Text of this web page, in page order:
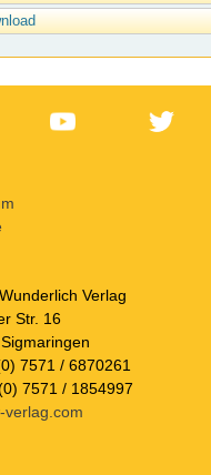
Verlag
Str. 16
7571 / 6870261
7571 / 1854997
verlag.com